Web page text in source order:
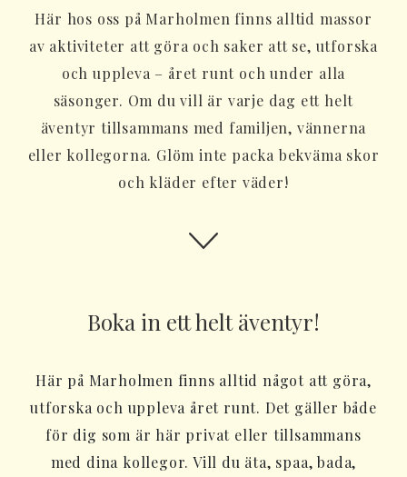
Här hos oss på Marholmen finns alltid massor
av aktiviteter att göra och saker att se, utforska
och uppleva – året runt och under alla
säsonger. Om du vill är varje dag ett helt
äventyr tillsammans med familjen, vännerna
eller kollegorna. Glöm inte packa bekväma skor
och kläder efter väder!
Boka in ett helt äventyr!
Här på Marholmen finns alltid något att göra,
utforska och uppleva året runt. Det gäller både
för dig som är här privat eller tillsammans
med dina kollegor. Vill du äta, spaa, bada,